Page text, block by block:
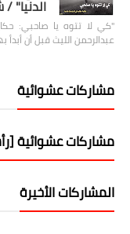
الدنيا" /
"كي لا تتوه يا صاحبي:
عبدالرحمن الليث قبل أن أبدأ
مشاركات عشوائية
مشاركات عشوائية
المشاركات الأخيرة